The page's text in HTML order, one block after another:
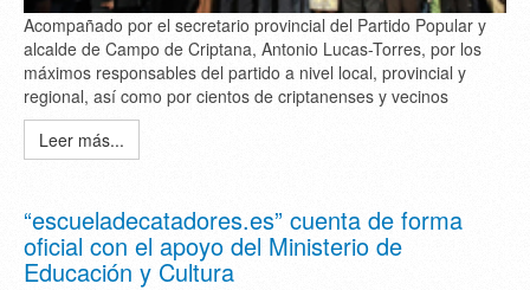
Acompañado por el secretario provincial del Partido Popular y
alcalde de Campo de Criptana, Antonio Lucas-Torres, por los
máximos responsables del partido a nivel local, provincial y
regional, así como por cientos de criptanenses y vecinos
Leer más...
“escueladecatadores.es” cuenta de forma
oficial con el apoyo del Ministerio de
Educación y Cultura